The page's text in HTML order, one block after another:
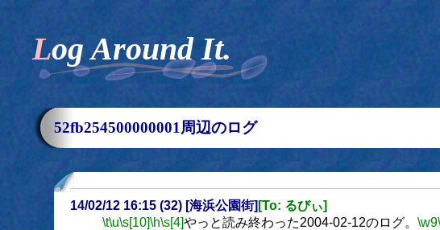
Log Around It.
52fb254500000001周辺のログ
14/02/12 16:15 (32) [海浜公園街] [To: るびぃ]
\t\u\s[10]\h\s[4]やっと読み終わった2004-02-12のログ。 \w9